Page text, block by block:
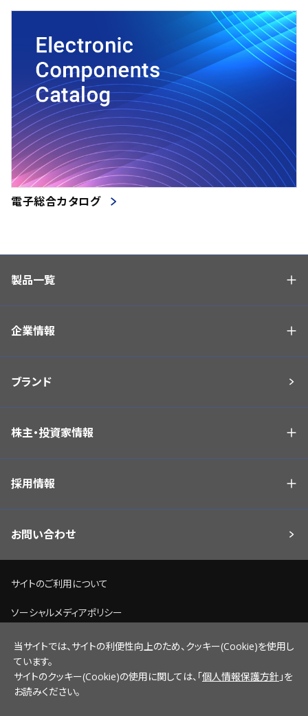
電子総合カタログ
製品一覧
企業情報
ブランド
株主・投資家情報
採用情報
お問い合わせ
サイトのご利用について
ソーシャルメディアポリシー
個人情報保護方針
脆弱性情報開示ポリシー
サイトマップ
当サイトでは、サイトの利便性向上のため、クッキー(Cookie)を使用し
ています。
サイトのクッキー(Cookie)の使用に関しては、「個人情報保護方針 」を
お読みください。